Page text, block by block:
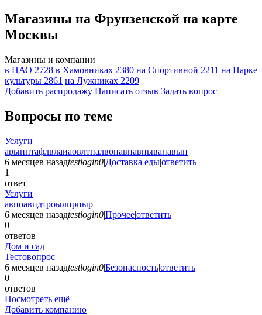
Магазины на Фрунзенской на карте
Москвы
Магазины и компании
в ЦАО 2728 в Хамовниках 2380 на Спортивной 2211 на Парке
культуры 2861 на Лужниках 2209
Добавить раcпродажу Написать отзыв Задать вопрос
Вопросы по теме
Услуги
арыпптафлвлаиаовлтпалвопавпавпывапавып
6 месяцев назадtestlogin0|Доставка еды|ответить
1
ответ
Услуги
авпоавпдтроылпрпыр
6 месяцев назадtestlogin0|Прочее|ответить
0
ответов
Дом и сад
Тестовопрос
6 месяцев назадtestlogin0|Безопасность|ответить
0
ответов
Посмотреть ещё
Добавить компанию